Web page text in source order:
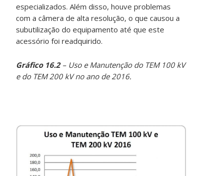
especializados. Além disso, houve problemas
com a câmera de alta resolução, o que causou a
subutilização do equipamento até que este
acessório foi readquirido.
Gráfico 16.2– Uso e Manutenção do TEM 100 kV
e do TEM 200 kV no ano de 2016.